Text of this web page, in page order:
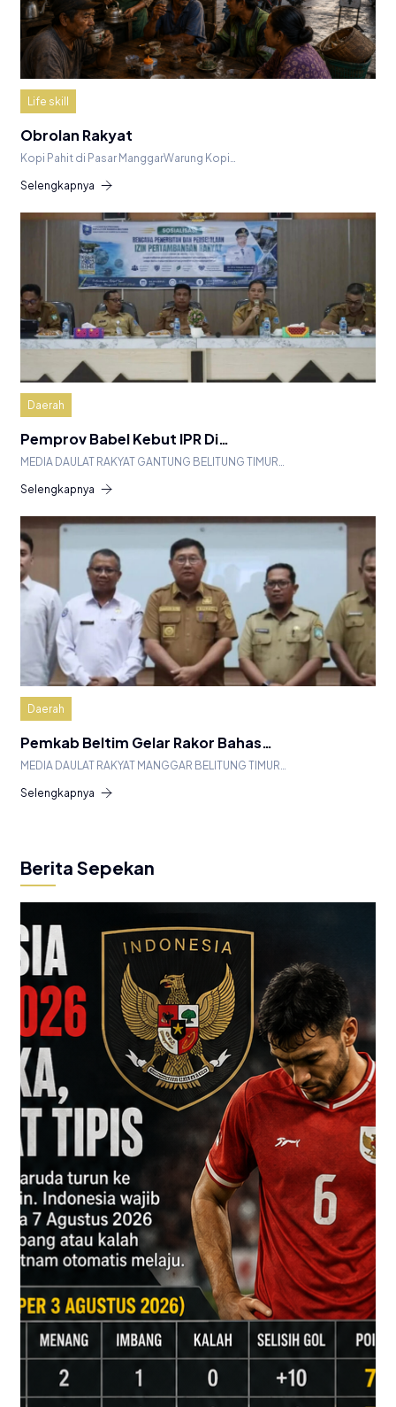
Life skill
Obrolan Rakyat
Kopi Pahit di Pasar ManggarWarung Kopi…
Selengkapnya
Daerah
Pemprov Babel Kebut IPR Di…
MEDIA DAULAT RAKYAT GANTUNG BELITUNG TIMUR…
Selengkapnya
Daerah
Pemkab Beltim Gelar Rakor Bahas…
MEDIA DAULAT RAKYAT MANGGAR BELITUNG TIMUR…
Selengkapnya
Berita Sepekan